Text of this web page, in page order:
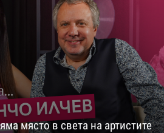
място в света на артистите